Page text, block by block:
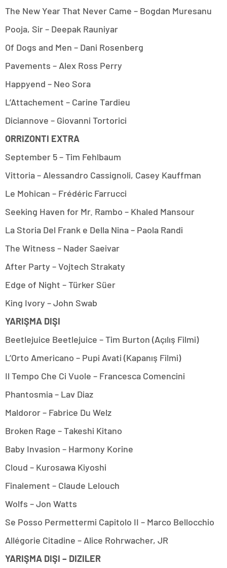
The New Year That Never Came – Bogdan Muresanu
Pooja, Sir – Deepak Rauniyar
Of Dogs and Men – Dani Rosenberg
Pavements – Alex Ross Perry
Happyend – Neo Sora
L’Attachement – Carine Tardieu
Diciannove – Giovanni Tortorici
ORRIZONTI EXTRA
September 5 – Tim Fehlbaum
Vittoria – Alessandro Cassignoli, Casey Kauffman
Le Mohican – Frédéric Farrucci
Seeking Haven for Mr. Rambo – Khaled Mansour
La Storia Del Frank e Della Nina – Paola Randi
The Witness – Nader Saeivar
After Party – Vojtech Strakaty
Edge of Night – Türker Süer
King Ivory – John Swab
YARIŞMA DIŞI
Beetlejuice Beetlejuice – Tim Burton (Açılış Filmi)
L’Orto Americano – Pupi Avati (Kapanış Filmi)
Il Tempo Che Ci Vuole – Francesca Comencini
Phantosmia – Lav Diaz
Maldoror – Fabrice Du Welz
Broken Rage – Takeshi Kitano
Baby Invasion – Harmony Korine
Cloud – Kurosawa Kiyoshi
Finalement – Claude Lelouch
Wolfs – Jon Watts
Se Posso Permettermi Capitolo II – Marco Bellocchio
Allégorie Citadine – Alice Rohrwacher, JR
YARIŞMA DIŞI – DIZILER